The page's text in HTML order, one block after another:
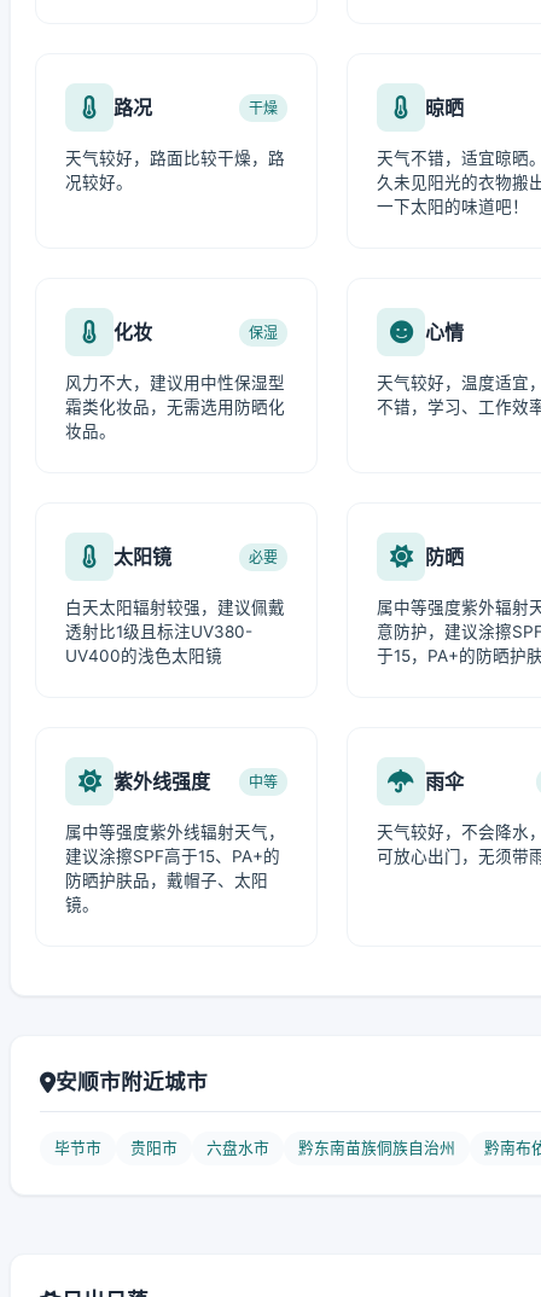
路况 干燥
天气较好，路面比较干燥，路
况较好。
晾晒
天气不错，适宜晾晒
久未见阳光的衣物搬
一下太阳的味道吧！
化妆 保湿
风力不大，建议用中性保湿型
霜类化妆品，无需选用防晒化
妆品。
心情
天气较好，温度适宜
不错，学习、工作效
太阳镜 必要
白天太阳辐射较强，建议佩戴
透射比1级且标注UV380-
UV400的浅色太阳镜
防晒
属中等强度紫外辐射
意防护，建议涂擦
于15，PA+的防晒护
紫外线强度 中等
属中等强度紫外线辐射天气，
建议涂擦SPF高于15、PA+的
防晒护肤品，戴帽子、太阳
镜。
雨伞
天气较好，不会降水
可放心出门，无须带
安顺市附近城市
毕节市 贵阳市 六盘水市 黔东南苗族侗族自治州 黔南布